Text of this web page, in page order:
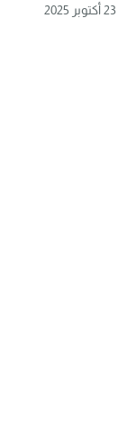
23 أكتوبر 2025